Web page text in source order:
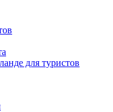
для туристов